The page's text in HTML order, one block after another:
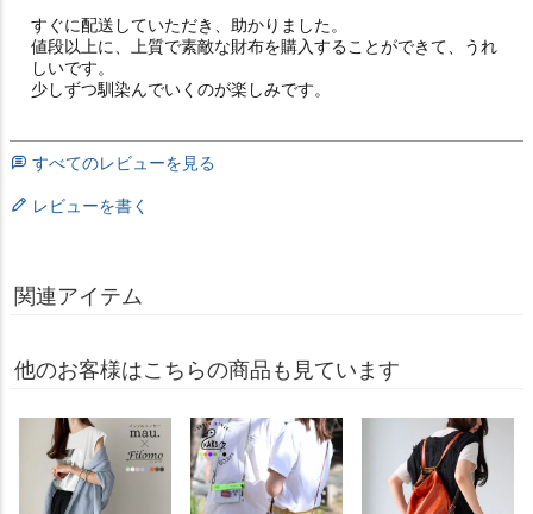
すぐに配送していただき、助かりました。
値段以上に、上質で素敵な財布を購入することができて、うれ
しいです。
少しずつ馴染んでいくのが楽しみです。
すべてのレビューを見る
レビューを書く
関連アイテム
他のお客様はこちらの商品も見ています